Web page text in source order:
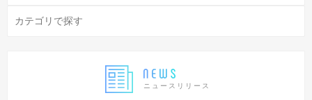
ニュースリリース